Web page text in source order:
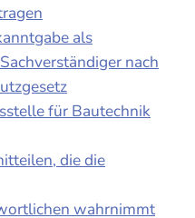
als
nach
für Bautechnik
die die
wahrnimmt